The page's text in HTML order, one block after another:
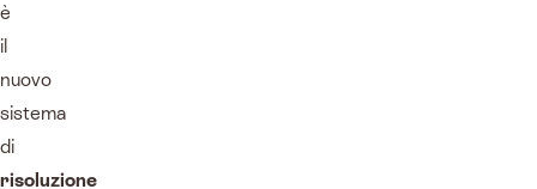
è
il
nuovo
sistema
di
risoluzione